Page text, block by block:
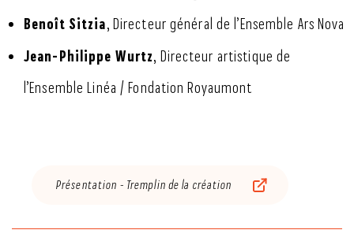
Benoît Sitzia, Directeur général de l’Ensemble Ars Nova
Jean-Philippe Wurtz, Directeur artistique de
l’Ensemble Linéa / Fondation Royaumont
Présentation - Tremplin de la création